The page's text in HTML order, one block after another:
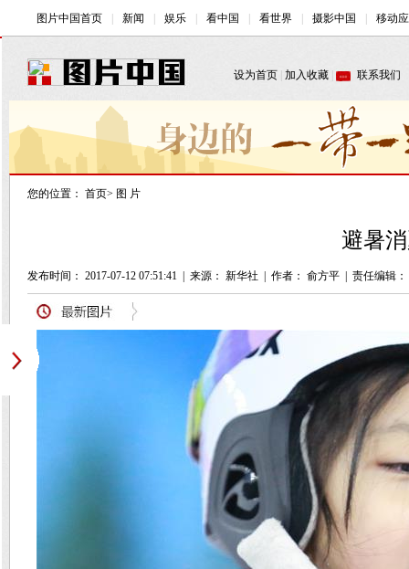
您的位置： 首页> 图 片
避暑
发布时间： 2017-07-12 07:51:41 来源： 新华社 作者： 俞方平 责任编辑